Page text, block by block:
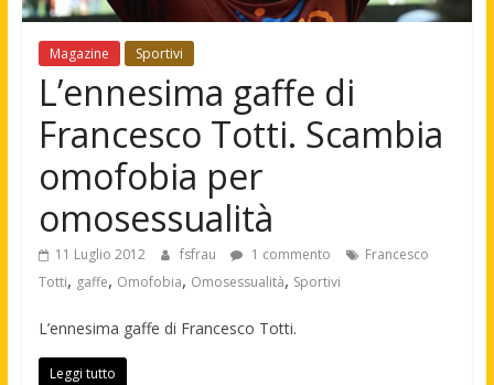
Magazine Sportivi
L’ennesima gaffe di
Francesco Totti. Scambia
omofobia per
omosessualità
11 Luglio 2012 fsfrau 1 commento
Francesco
Totti, gaffe, Omofobia, Omosessualità, Sportivi
L’ennesima gaffe di Francesco Totti.
Leggi tutto